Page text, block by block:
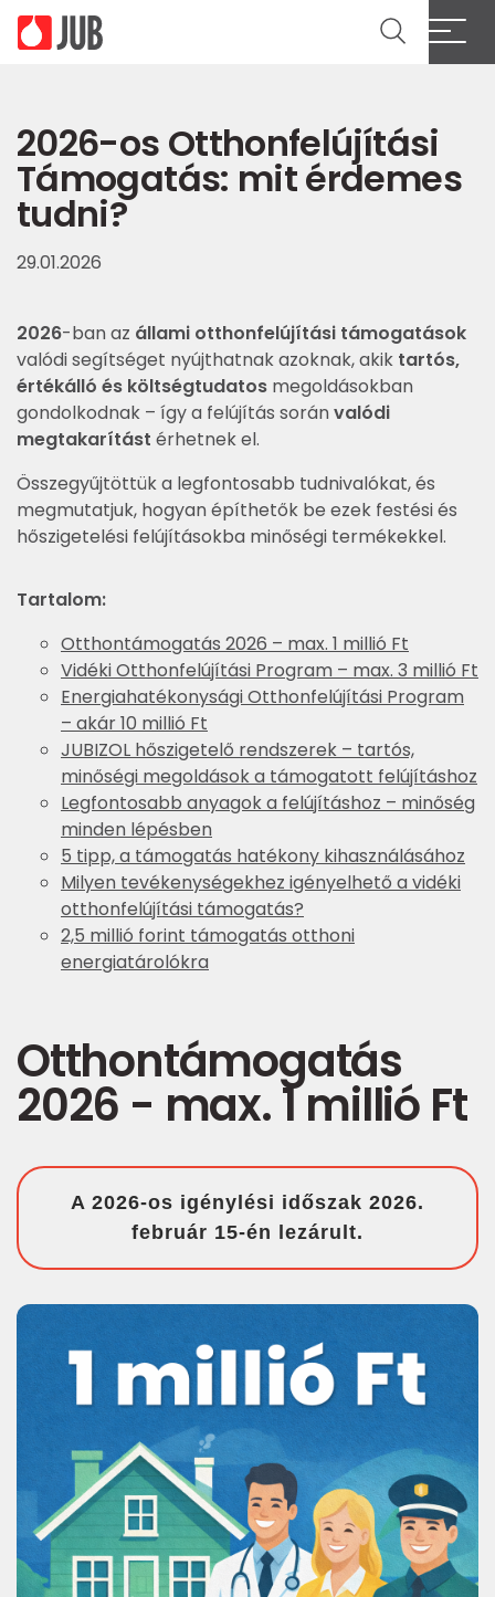
2026-os Otthonfelújítási
Támogatás: mit érdemes
tudni?
29.01.2026
2026-ban az állami otthonfelújítási támogatások
valódi segítséget nyújthatnak azoknak, akik tartós,
értékálló és költségtudatos megoldásokban
gondolkodnak – így a felújítás során valódi
megtakarítást érhetnek el.
Összegyűjtöttük a legfontosabb tudnivalókat, és
megmutatjuk, hogyan építhetők be ezek festési és
hőszigetelési felújításokba minőségi termékekkel.
Tartalom:
Otthontámogatás 2026 – max. 1 millió Ft
Vidéki Otthonfelújítási Program – max. 3 millió Ft
Energiahatékonysági Otthonfelújítási Program
– akár 10 millió Ft
JUBIZOL hőszigetelő rendszerek – tartós,
minőségi megoldások a támogatott felújításhoz
Legfontosabb anyagok a felújításhoz – minőség
minden lépésben
5 tipp, a támogatás hatékony kihasználásához
Milyen tevékenységekhez igényelhető a vidéki
otthonfelújítási támogatás?
2,5 millió forint támogatás otthoni
energiatárolókra
Otthontámogatás
2026 - max. 1 millió Ft
A 2026-os igénylési időszak 2026.
február 15-én lezárult.